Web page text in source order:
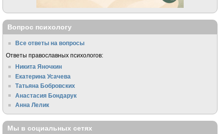
Вопрос психологу
Все ответы на вопросы
Ответы православных психологов:
Никита Яночкин
Екатерина Усачева
Татьяна Бобровских
Анастасия Бондарук
Анна Лелик
Мы в социальных сетях